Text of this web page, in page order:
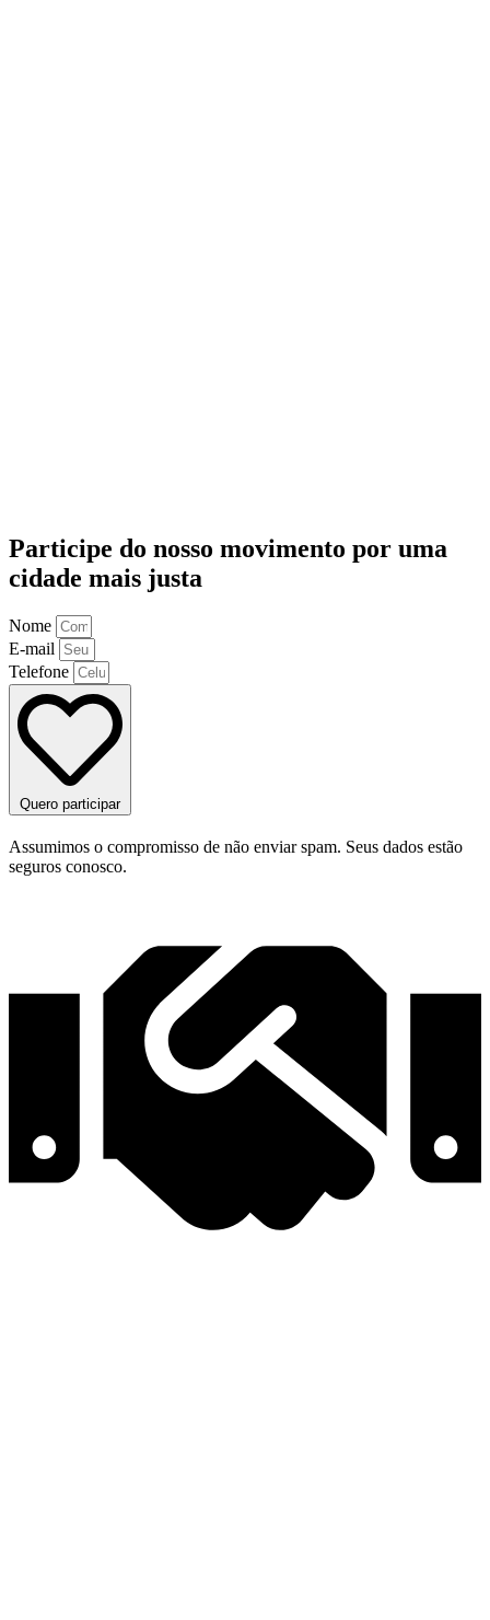
Participe do nosso movimento por uma
cidade mais justa
Nome
E-mail
Telefone
Quero participar
Assumimos o compromisso de não enviar spam. Seus dados estão
seguros conosco.